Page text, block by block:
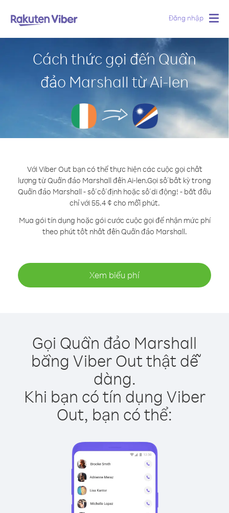
Đăng nhập
Cách thức gọi đến Quần
đảo Marshall từ Ai-len
Với Viber Out bạn có thể thực hiện các cuộc gọi chất
lượng từ Quần đảo Marshall đến Ai-len.Gọi số bất kỳ trong
Quần đảo Marshall - số cố định hoặc số di động! - bắt đầu
chỉ với 55.4 ¢ cho mỗi phút.
Mua gói tín dụng hoặc gói cước cuộc gọi để nhận mức phí
theo phút tốt nhất đến Quần đảo Marshall.
Xem biểu phí
Gọi Quần đảo Marshall
bằng Viber Out thật dễ
dàng.
Khi bạn có tín dụng Viber
Out, bạn có thể: